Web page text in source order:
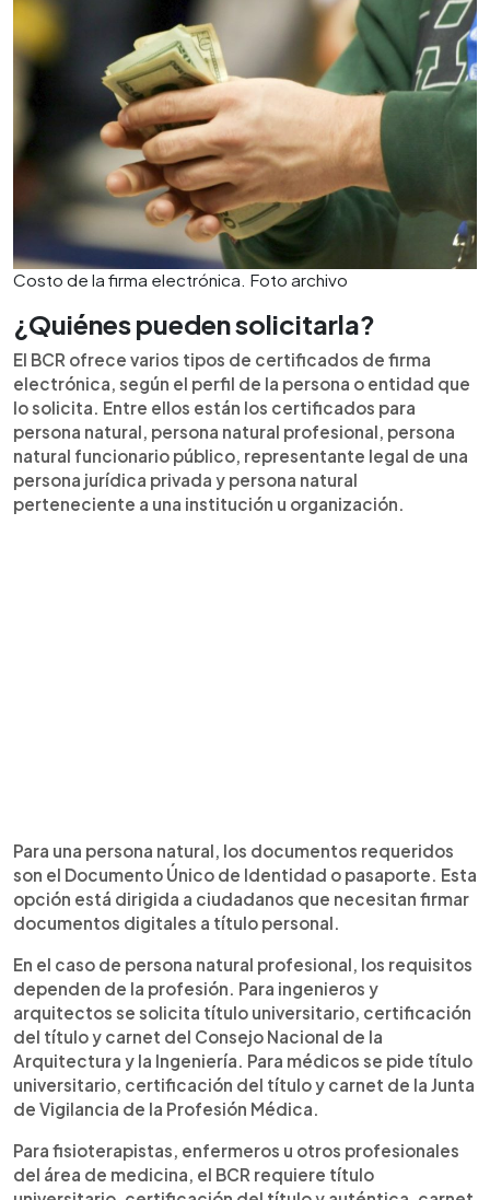
Costo de la firma electrónica. Foto archivo
¿Quiénes pueden solicitarla?
El BCR ofrece varios tipos de certificados de firma
electrónica, según el perfil de la persona o entidad que
lo solicita. Entre ellos están los certificados para
persona natural, persona natural profesional, persona
natural funcionario público, representante legal de una
persona jurídica privada y persona natural
perteneciente a una institución u organización.
Para una persona natural, los documentos requeridos
son el Documento Único de Identidad o pasaporte. Esta
opción está dirigida a ciudadanos que necesitan firmar
documentos digitales a título personal.
En el caso de persona natural profesional, los requisitos
dependen de la profesión. Para ingenieros y
arquitectos se solicita título universitario, certificación
del título y carnet del Consejo Nacional de la
Arquitectura y la Ingeniería. Para médicos se pide título
universitario, certificación del título y carnet de la Junta
de Vigilancia de la Profesión Médica.
Para fisioterapistas, enfermeros u otros profesionales
del área de medicina, el BCR requiere título